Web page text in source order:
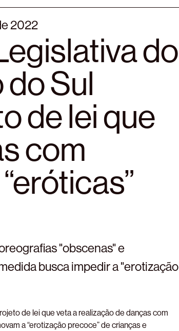
2022
do
Sul
de lei que
com
"obscenas" e
busca impedir a "erotização
de lei que veta a realização de danças com
a “erotização precoce” de crianças e